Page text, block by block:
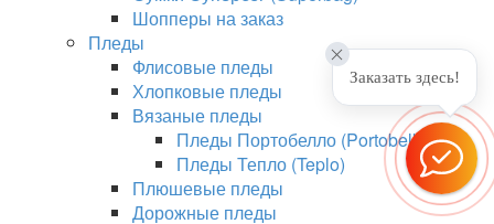
Шопперы на заказ
Пледы
Флисовые пледы
Хлопковые пледы
Вязаные пледы
Пледы Портобелло (Portobello)
Пледы Тепло (Teplo)
Плюшевые пледы
Дорожные пледы
Заказать здесь!